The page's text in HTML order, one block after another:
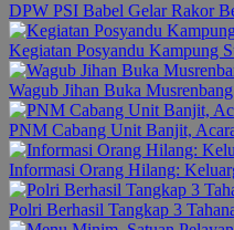
DPW PSI Babel Gelar Rakor
Kegiatan Posyandu Kampung
Wagub Jihan Buka
PNM Cabang Unit Banjit,
Informasi Orang Hilang:
Polri Berhasil Tangkap 3